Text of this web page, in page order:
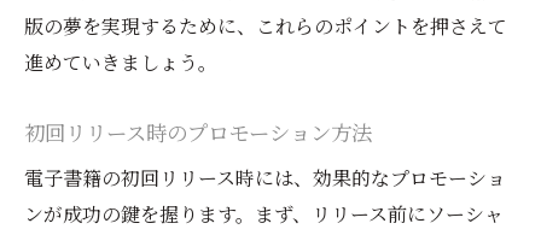
版の夢を実現するために、これらのポイントを押さえて
進めていきましょう。
初回リリース時のプロモーション方法
電子書籍の初回リリース時には、効果的なプロモーショ
ンが成功の鍵を握ります。まず、リリース前にソーシャ